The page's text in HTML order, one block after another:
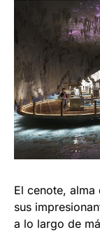
El cenote,
sus
a lo largo de